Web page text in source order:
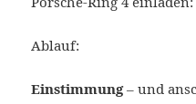
Ablauf:
Einstimmung– und